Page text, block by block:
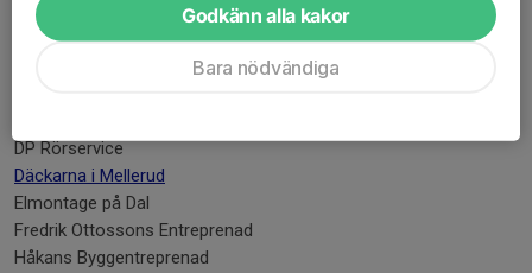
BDS Bildelsshopen Mellerud
Brålanda Industri
DP Rörservice
Däckarna i Mellerud
Elmontage på Dal
Fredrik Ottossons Entreprenad
Håkans Byggentreprenad
Godkänn alla kakor
Bara nödvändiga